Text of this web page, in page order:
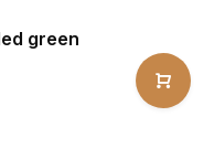
green